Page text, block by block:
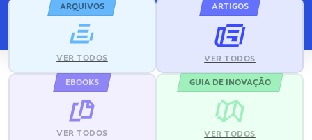
ARQUIVOS
VER TODOS
ARTIGOS
VER TODOS
EBOOKS
VER TODOS
GUIA DE INOVAÇÃO
VER TODOS